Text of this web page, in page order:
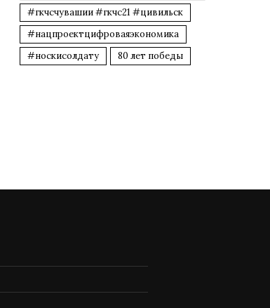
#гкчсчувашии #гкчс21 #цивильск
#нацпроектцифроваяэкономика
#носкисолдату
80 лет победы